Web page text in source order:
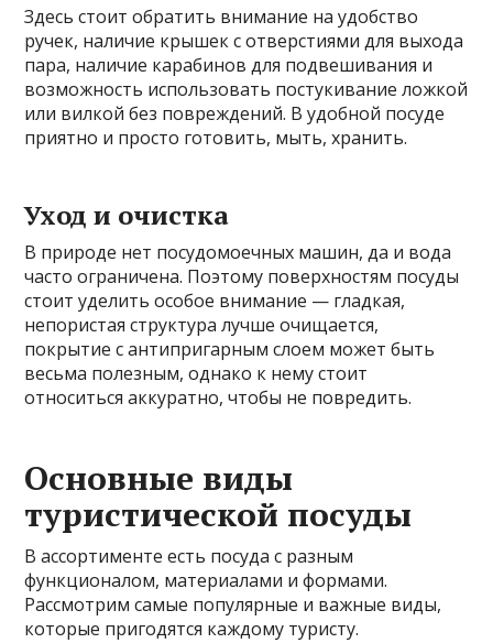
Здесь стоит обратить внимание на удобство
ручек, наличие крышек с отверстиями для выхода
пара, наличие карабинов для подвешивания и
возможность использовать постукивание ложкой
или вилкой без повреждений. В удобной посуде
приятно и просто готовить, мыть, хранить.
Уход и очистка
В природе нет посудомоечных машин, да и вода
часто ограничена. Поэтому поверхностям посуды
стоит уделить особое внимание — гладкая,
непористая структура лучше очищается,
покрытие с антипригарным слоем может быть
весьма полезным, однако к нему стоит
относиться аккуратно, чтобы не повредить.
Основные виды
туристической посуды
В ассортименте есть посуда с разным
функционалом, материалами и формами.
Рассмотрим самые популярные и важные виды,
которые пригодятся каждому туристу.